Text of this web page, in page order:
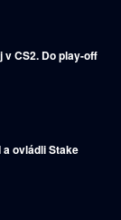
CS2. Do play-off
ovládli Stake